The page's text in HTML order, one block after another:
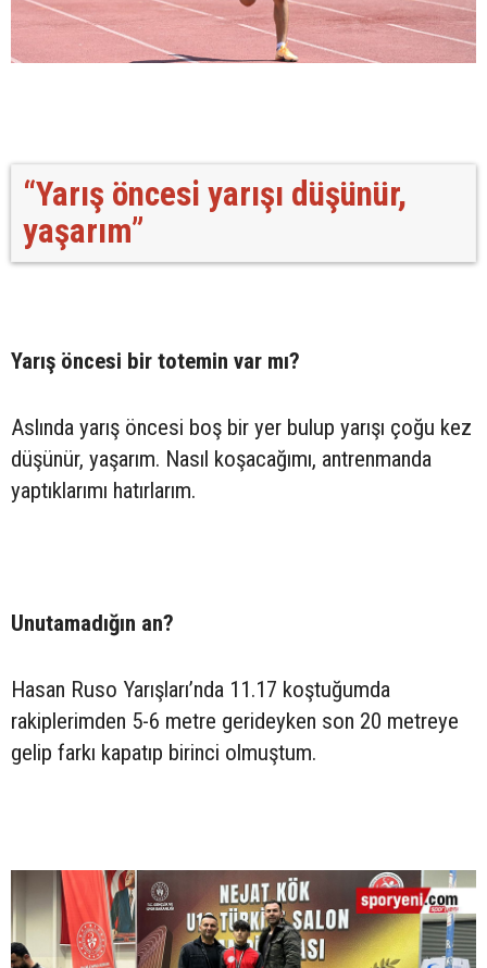
“Yarış öncesi yarışı düşünür,
yaşarım”
Yarış öncesi bir totemin var mı?
Aslında yarış öncesi boş bir yer bulup yarışı çoğu kez
düşünür, yaşarım. Nasıl koşacağımı, antrenmanda
yaptıklarımı hatırlarım.
Unutamadığın an?
Hasan Ruso Yarışları’nda 11.17 koştuğumda
rakiplerimden 5-6 metre gerideyken son 20 metreye
gelip farkı kapatıp birinci olmuştum.